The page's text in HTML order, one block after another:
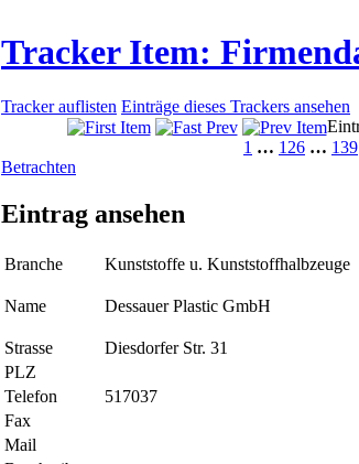
Tracker Item:
Tracker auflisten Einträge dieses Trackers ansehen
1 … 126 … 139
Betrachten
Eintrag ansehen
Branche Kunststoffe u. Kunststoffhalbzeuge
Name Dessauer Plastic GmbH
Strasse
Diesdorfer Str. 31
PLZ
Telefon
517037
Fax
Mail